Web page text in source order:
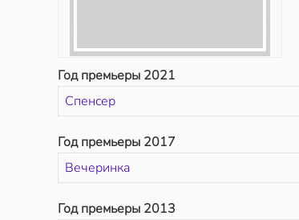
Год премьеры 2021
Спенсер
Год премьеры 2017
Вечеринка
Год премьеры 2013